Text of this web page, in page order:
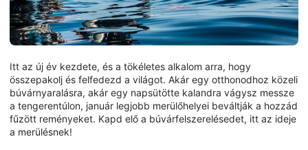
Itt az új év kezdete, és a tökéletes alkalom arra, hogy
összepakolj és felfedezd a világot. Akár egy otthonodhoz közeli
búvárnyaralásra, akár egy napsütötte kalandra vágysz messze
a tengerentúlon, január legjobb merülőhelyei beváltják a hozzád
fűzött reményeket. Kapd elő a búvárfelszerelésedet, itt az ideje
a merülésnek!